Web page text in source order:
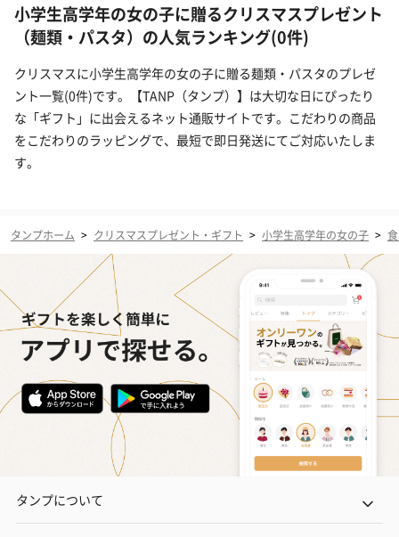
小学生高学年の女の子に贈るクリスマスプレゼント
（麺類・パスタ）の人気ランキング(0件)
クリスマスに小学生高学年の女の子に贈る麺類・パスタのプレゼ
ント一覧(0件)です。【TANP（タンプ）】は大切な日にぴったり
な「ギフト」に出会えるネット通販サイトです。こだわりの商品
をこだわりのラッピングで、最短で即日発送にてご対応いたしま
す。
タンプホーム > クリスマスプレゼント・ギフト > 小学生高学年の女の子 >
タンプについて